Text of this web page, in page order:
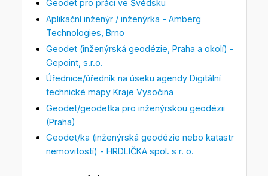
Geodet pro práci ve Švédsku
Aplikační inženýr / inženýrka - Amberg
Technologies, Brno
Geodet (inženýrská geodézie, Praha a okolí) -
Gepoint, s.r.o.
Úřednice/úředník na úseku agendy Digitální
technické mapy Kraje Vysočina
Geodet/geodetka pro inženýrskou geodézii
(Praha)
Geodet/ka (inženýrská geodézie nebo katastr
nemovitostí) - HRDLIČKA spol. s r. o.